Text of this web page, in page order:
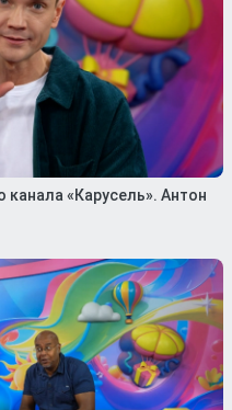
канала «Карусель». Антон